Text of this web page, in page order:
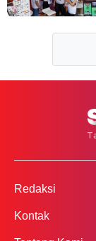
Redaksi
Kontak